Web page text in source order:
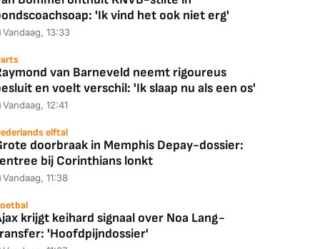
'Ik vind het ook niet erg'
Vandaag, 13:33
van Barneveld neemt rigoureus
en voelt verschil: 'Ik slaap nu als een os'
Vandaag, 12:41
elftal
doorbraak in Memphis Depay-dossier:
bij Corinthians lonkt
Vandaag, 11:38
krijgt keihard signaal over Noa Lang-
'Hoofdpijndossier'